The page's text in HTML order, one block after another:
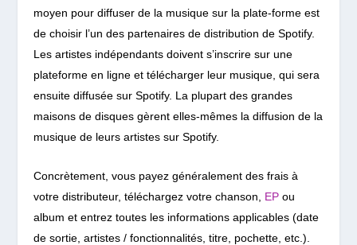
moyen pour diffuser de la musique sur la plate-forme est
de choisir l’un des partenaires de distribution de Spotify.
Les artistes indépendants doivent s’inscrire sur une
plateforme en ligne et télécharger leur musique, qui sera
ensuite diffusée sur Spotify. La plupart des grandes
maisons de disques gèrent elles-mêmes la diffusion de la
musique de leurs artistes sur Spotify.
Concrètement, vous payez généralement des frais à
votre distributeur, téléchargez votre chanson, EP ou
album et entrez toutes les informations applicables (date
de sortie, artistes / fonctionnalités, titre, pochette, etc.).